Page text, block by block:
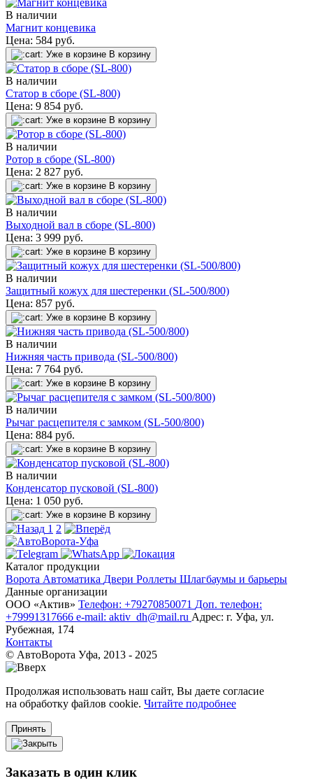
В наличии
Магнит концевика
Цена: 584 руб.
Уже в корзине В корзину
В наличии
Статор в сборе (SL-800)
Цена: 9 854 руб.
Уже в корзине В корзину
В наличии
Ротор в сборе (SL-800)
Цена: 2 827 руб.
Уже в корзине В корзину
В наличии
Выходной вал в сборе (SL-800)
Цена: 3 999 руб.
Уже в корзине В корзину
В наличии
Защитный кожух для шестеренки (SL-500/800)
Цена: 857 руб.
Уже в корзине В корзину
В наличии
Нижняя часть привода (SL-500/800)
Цена: 7 764 руб.
Уже в корзине В корзину
В наличии
Рычаг расцепителя с замком (SL-500/800)
Цена: 884 руб.
Уже в корзине В корзину
В наличии
Конденсатор пусковой (SL-800)
Цена: 1 050 руб.
Уже в корзине В корзину
1 2
Каталог продукции
Ворота Автоматика Двери Роллеты Шлагбаумы и барьеры
Данные организации
ООО «‎Актив»‎ Телефон: +79270850071 Доп. телефон:
+79991317666 e-mail: aktiv_dh@mail.ru Адрес: г. Уфа, ул.
Рубежная, 174
Контакты
© АвтоВорота Уфа, 2013 - 2025
Продолжая использовать наш сайт, Вы даете согласие
на обработку файлов cookie. Читайте подробнее
Принять
Заказать в один клик